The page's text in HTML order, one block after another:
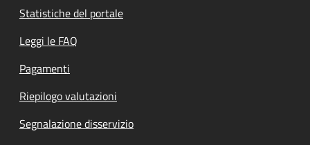
Statistiche del portale
Leggi le FAQ
Pagamenti
Riepilogo valutazioni
Segnalazione disservizio